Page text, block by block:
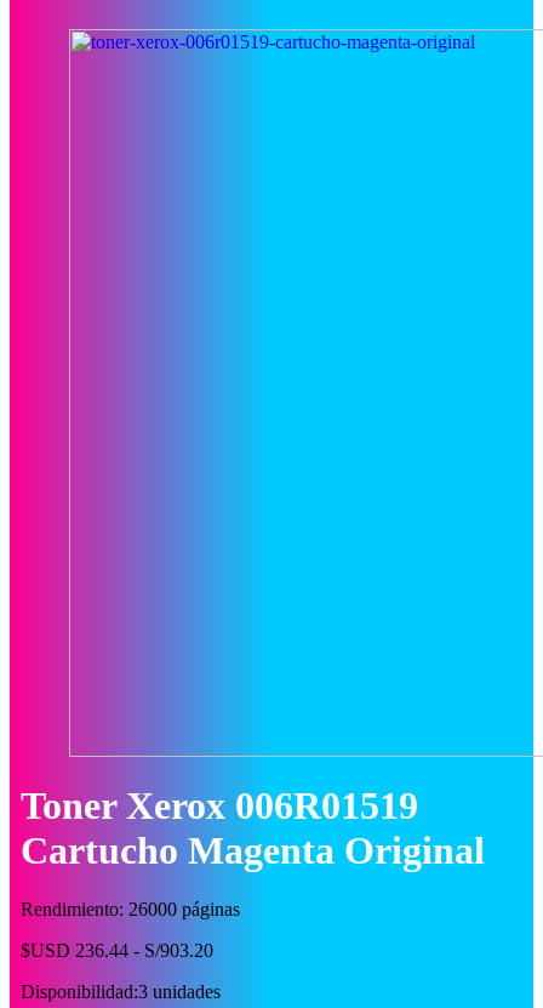
Toner Xerox 006R01519
Cartucho Magenta Original
Rendimiento: 26000 páginas
$USD 236.44 - S/903.20
Disponibilidad:3 unidades